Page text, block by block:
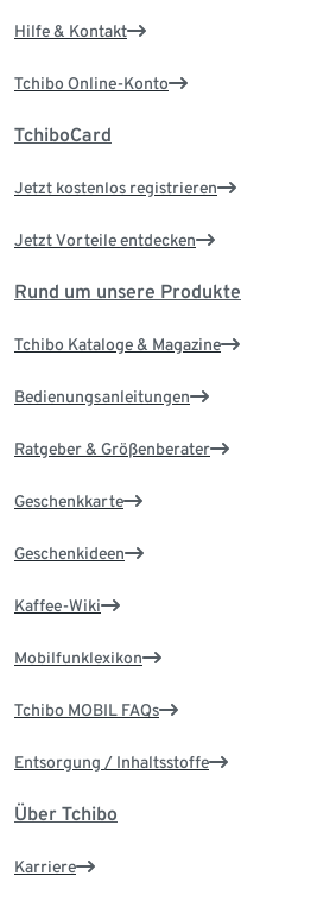
Hilfe & Kontakt
Tchibo Online-Konto
TchiboCard
Jetzt kostenlos registrieren
Jetzt Vorteile entdecken
Rund um unsere Produkte
Tchibo Kataloge & Magazine
Bedienungsanleitungen
Ratgeber & Größenberater
Geschenkkarte
Geschenkideen
Kaffee-Wiki
Mobilfunklexikon
Tchibo MOBIL FAQs
Entsorgung / Inhaltsstoffe
Über Tchibo
Karriere